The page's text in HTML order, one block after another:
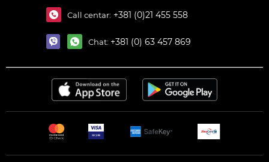
Call centar: +381 (0)21 455 558
Chat: +381 (0) 63 457 869